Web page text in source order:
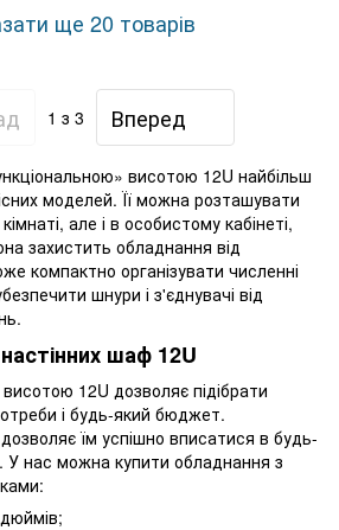
ще 20 товарів
1 з 3 Вперед
висотою 12U найбільш
моделей. Її можна розташувати
але і в особистому кабінеті,
захистить обладнання від
компактно організувати численні
шнури і з'єднувачі від
шаф 12U
12U дозволяє підібрати
і будь-який бюджет.
їм успішно вписатися в будь-
У нас можна купити обладнання з